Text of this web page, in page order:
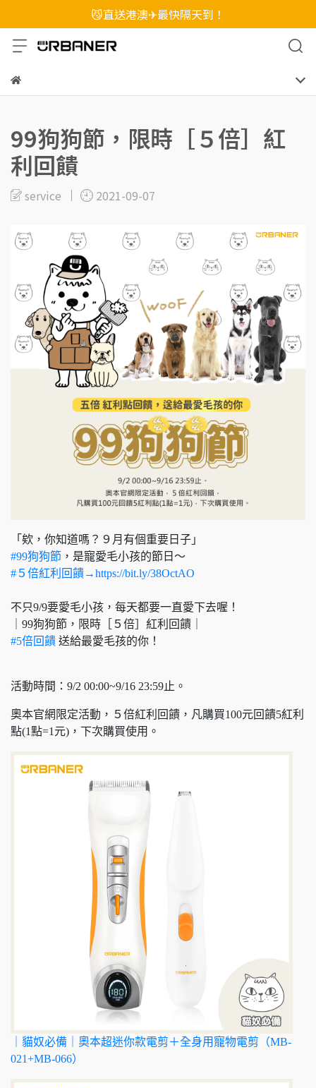
😼直送港澳✈最快隔天到！
99狗狗節，限時［５倍］紅
利回饋
service 2021-09-07
「欸，你知道嗎？９月有個重要日子」
#99狗狗節 ，是寵愛毛小孩的節日～
#５倍紅利回饋→https://bit.ly/38OctAO
不只9/9要愛毛小孩，每天都要一直愛下去喔！
｜99狗狗節，限時［５倍］紅利回饋｜
#5倍回饋 送給最愛毛孩的你！
活動時間：9/2 00:00~9/16 23:59止。
奧本官網限定活動，５倍紅利回饋，凡購買100元回饋5紅利
點(1點=1元)，下次購買使用。
｜貓奴必備｜奧本超迷你款電剪＋全身用寵物電剪（MB-
021+MB-066）